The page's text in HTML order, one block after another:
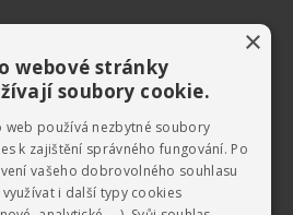
o regionu
×
webové stránky
soubory cookie.
web používá nezbytné soubory
k zajištění správného fungování. Po
vašeho dobrovolného souhlasu
i další typy cookies